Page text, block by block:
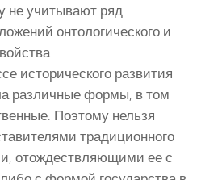
не учитывают ряд
онтологического и
исторического развития
различные формы, в том
Поэтому нельзя
традиционного
отождествляющими ее с